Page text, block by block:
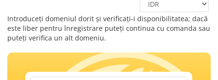
Introduceți domeniul dorit și verificați-i disponibilitatea; dacă
este liber pentru înregistrare puteți continua cu comanda sau
puteți verifica un alt domeniu.